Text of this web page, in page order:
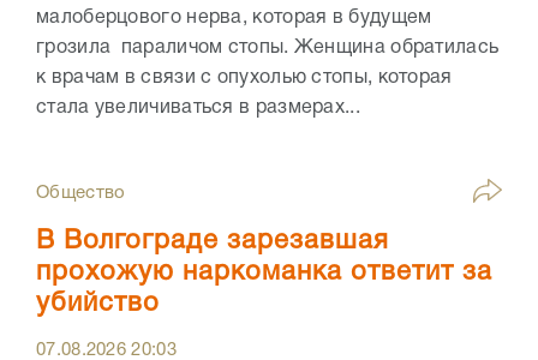
малоберцового нерва, которая в будущем
грозила параличом стопы. Женщина обратилась
к врачам в связи с опухолью стопы, которая
стала увеличиваться в размерах...
Общество
В Волгограде зарезавшая
прохожую наркоманка ответит за
убийство
07.08.202620:03